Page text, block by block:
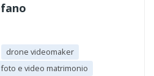
drone videomaker
foto e video matrimonio